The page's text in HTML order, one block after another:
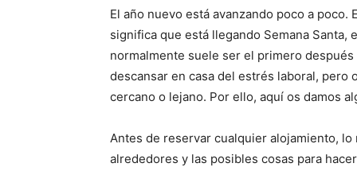
El año nuevo está avanzando poco a
significa que está llegando Semana
normalmente suele ser el primero
descansar en casa del estrés laboral, pero
cercano o lejano. Por ello, aquí os damos
Antes de reservar cualquier alojamiento,
alrededores y las posibles cosas para